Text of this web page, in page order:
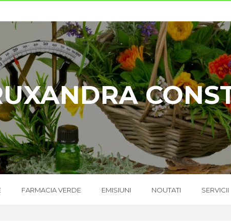
FARMACIA VERDE EMISIUNI NOUTATI SERVICII